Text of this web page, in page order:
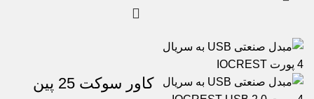
کاور سوکت 25 پین